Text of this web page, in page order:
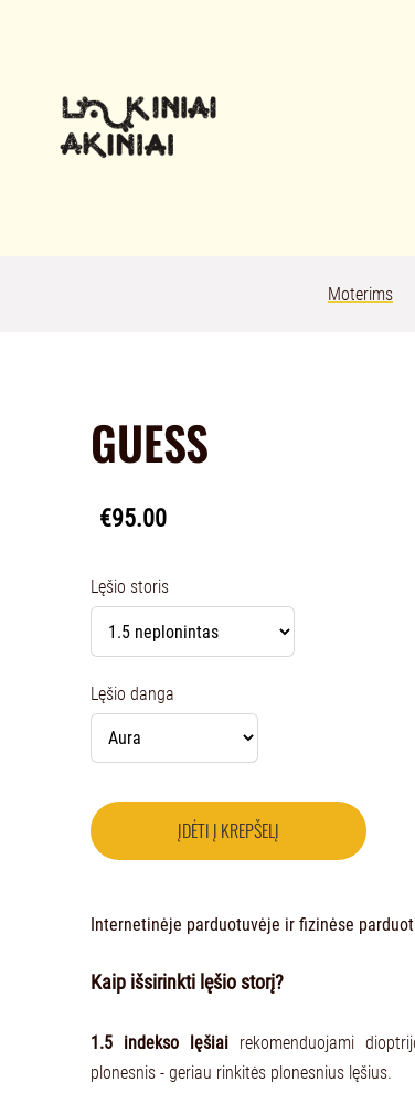
Moterims
GUESS
€95.00
Lęšio storis
Lęšio danga
ĮDĖTI Į KREPŠELĮ
Internetinėje parduotuvėje ir fizinėse
Kaip išsirinkti lęšio storį?
1.5 indekso lęšiai rekomenduojami
plonesnis - geriau rinkitės plonesnius lęšius.